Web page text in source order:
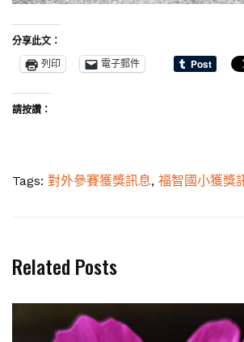
分享此文：
列印
電子郵件
請按讚：
Tags: 對外參賽獲獎訊息, 福智國小獲獎
Related Posts